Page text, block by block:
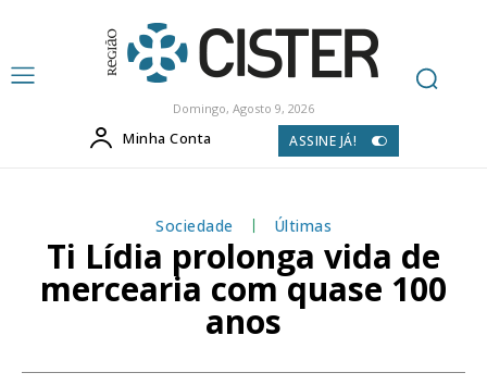
Domingo, Agosto 9, 2026
Minha Conta ASSINE JÁ!
Sociedade Últimas
Ti Lídia prolonga vida de
mercearia com quase 100
anos